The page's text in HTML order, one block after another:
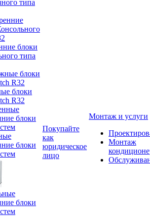
типа
блоки
типа
блоки
R32
блоки
блоки
Покупайте
как
юридическое
лицо
Монтаж и услуги
Монтаж